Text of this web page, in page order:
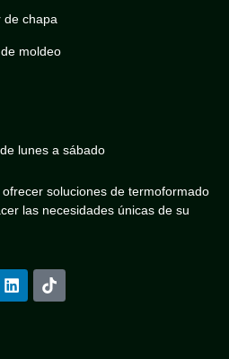
de chapa
moldeo
lunes a sábado
soluciones de termoformado
las necesidades únicas de su